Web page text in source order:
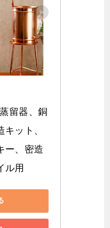
留器、銅
ット、
ー、密造
ル用